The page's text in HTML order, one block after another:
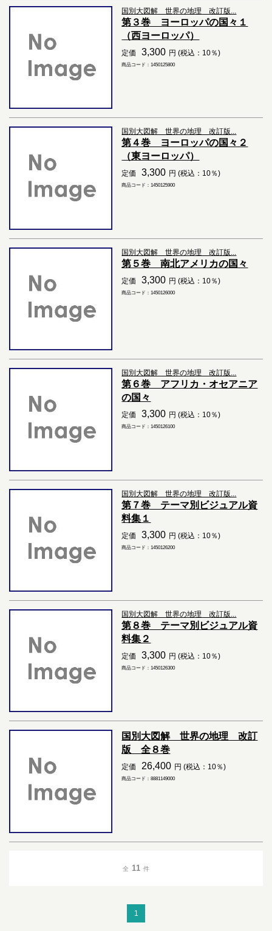
国別大図解 世界の地理 改訂版...
第３巻 ヨーロッパの国々１
（西ヨーロッパ）
定価 3,300 円 (税込：10％)
商品コード：1450125800
国別大図解 世界の地理 改訂版...
第４巻 ヨーロッパの国々２
（東ヨーロッパ）
定価 3,300 円 (税込：10％)
商品コード：1450125900
国別大図解 世界の地理 改訂版...
第５巻 南北アメリカの国々
定価 3,300 円 (税込：10％)
商品コード：1450126000
国別大図解 世界の地理 改訂版...
第６巻 アフリカ・オセアニア
の国々
定価 3,300 円 (税込：10％)
商品コード：1450126100
国別大図解 世界の地理 改訂版...
第７巻 テーマ別ビジュアル資
料集１
定価 3,300 円 (税込：10％)
商品コード：1450126200
国別大図解 世界の地理 改訂版...
第８巻 テーマ別ビジュアル資
料集２
定価 3,300 円 (税込：10％)
商品コード：1450126300
国別大図解 世界の地理 改訂
版 全８巻
定価 26,400 円 (税込：10％)
商品コード：8881149000
全 11 件
1